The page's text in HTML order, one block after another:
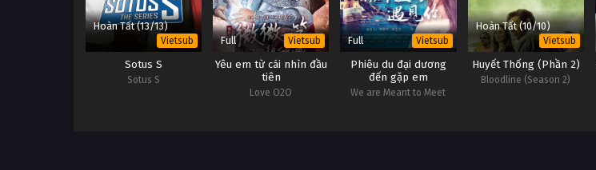
Hoàn Tất (13/13)
Vietsub
Sotus S
Sotus S
Full Vietsub
Yêu em từ cái nhìn đầu
tiên
Love O2O
Full Vietsub
Phiêu du đại dương
đến gặp em
We are Meant to Meet
Hoàn Tất (10/10)
Vietsub
Huyết Thống (Phần 2)
Bloodline (Season 2)